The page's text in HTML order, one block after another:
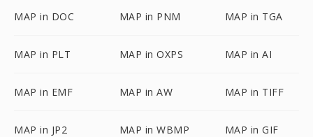
MAP in DOC MAP in PNM MAP in TGA
MAP in PLT MAP in OXPS MAP in AI
MAP in EMF MAP in AW MAP in TIFF
MAP in JP2 MAP in WBMP MAP in GIF